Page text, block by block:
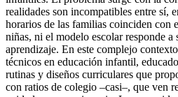
realidades son incompatibles entre sí,
horarios de las familias coinciden con
niñas, ni el modelo escolar responde a
aprendizaje. En este complejo
técnicos en educación infantil,
rutinas y diseños curriculares que
con ratios de colegio –casi–, que ven